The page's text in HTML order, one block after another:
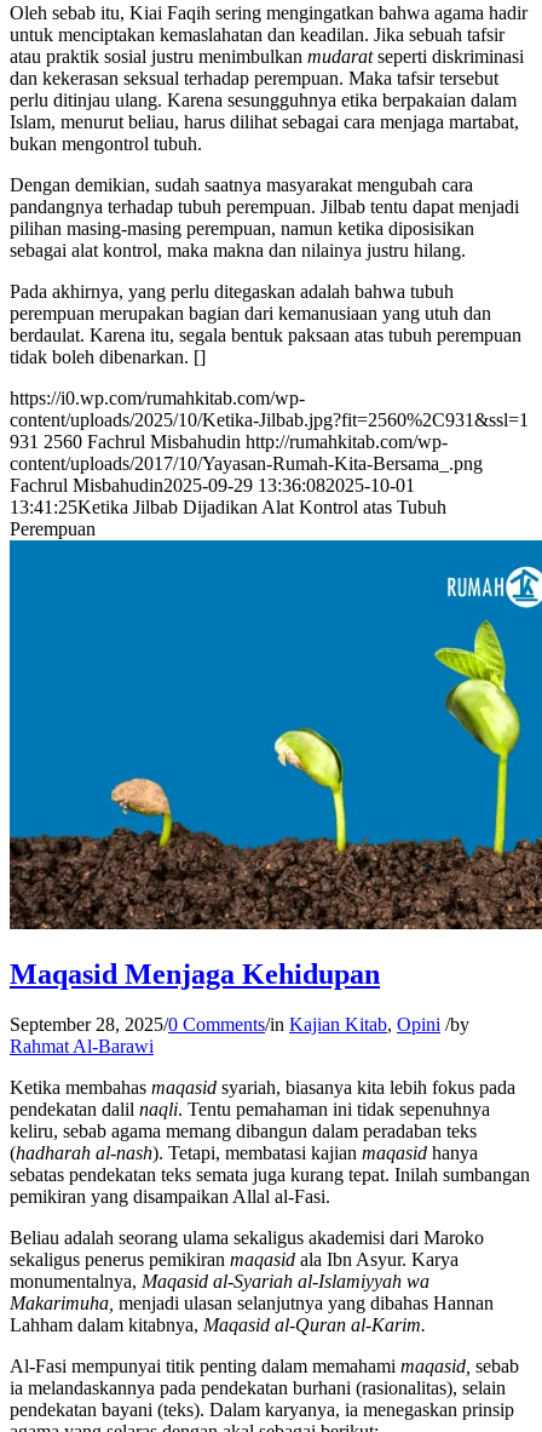
Oleh sebab itu, Kiai Faqih sering mengingatkan bahwa agama hadir
untuk menciptakan kemaslahatan dan keadilan. Jika sebuah tafsir
atau praktik sosial justru menimbulkan mudaratseperti diskriminasi
dan kekerasan seksual terhadap perempuan. Maka tafsir tersebut
perlu ditinjau ulang. Karena sesungguhnya etika berpakaian dalam
Islam, menurut beliau, harus dilihat sebagai cara menjaga martabat,
bukan mengontrol tubuh.
Dengan demikian, sudah saatnya masyarakat mengubah cara
pandangnya terhadap tubuh perempuan. Jilbab tentu dapat menjadi
pilihan masing-masing perempuan, namun ketika diposisikan
sebagai alat kontrol, maka makna dan nilainya justru hilang.
Pada akhirnya, yang perlu ditegaskan adalah bahwa tubuh
perempuan merupakan bagian dari kemanusiaan yang utuh dan
berdaulat. Karena itu, segala bentuk paksaan atas tubuh perempuan
tidak boleh dibenarkan. []
https://i0.wp.com/rumahkitab.com/wp-
content/uploads/2025/10/Ketika-Jilbab.jpg?fit=2560%2C931&ssl=1
931 2560 Fachrul Misbahudin http://rumahkitab.com/wp-
content/uploads/2017/10/Yayasan-Rumah-Kita-Bersama_.png
Fachrul Misbahudin2025-09-29 13:36:082025-10-01
13:41:25Ketika Jilbab Dijadikan Alat Kontrol atas Tubuh
Perempuan
Maqasid Menjaga Kehidupan
September 28, 2025/0 Comments/in Kajian Kitab, Opini /by
Rahmat Al-Barawi
Ketika membahas maqasid syariah, biasanya kita lebih fokus pada
pendekatan dalil naqli. Tentu pemahaman ini tidak sepenuhnya
keliru, sebab agama memang dibangun dalam peradaban teks
(hadharah al-nash). Tetapi, membatasi kajian maqasid hanya
sebatas pendekatan teks semata juga kurang tepat. Inilah sumbangan
pemikiran yang disampaikan Allal al-Fasi.
Beliau adalah seorang ulama sekaligus akademisi dari Maroko
sekaligus penerus pemikiran maqasid ala Ibn Asyur. Karya
monumentalnya, Maqasid al-Syariah al-Islamiyyah wa
Makarimuha, menjadi ulasan selanjutnya yang dibahas Hannan
Lahham dalam kitabnya, Maqasid al-Quran al-Karim.
Al-Fasi mempunyai titik penting dalam memahami maqasid, sebab
ia melandaskannya pada pendekatan burhani (rasionalitas), selain
pendekatan bayani (teks). Dalam karyanya, ia menegaskan prinsip